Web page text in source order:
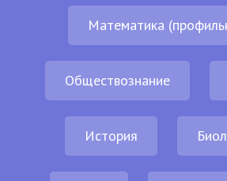
Математика
Обществознание
История